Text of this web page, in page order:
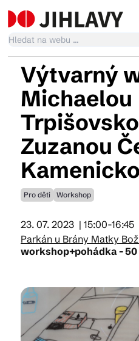
Kalendář akcí
Tradiční akce
Články
Suvenýry
Kam vyrazit
Výtvarný
Michaelou
Zuzanou
Pro děti Workshop
23. 07. 2023 | 15:00-16:45
Parkán u Brány Matky
workshop+pohádka - 50